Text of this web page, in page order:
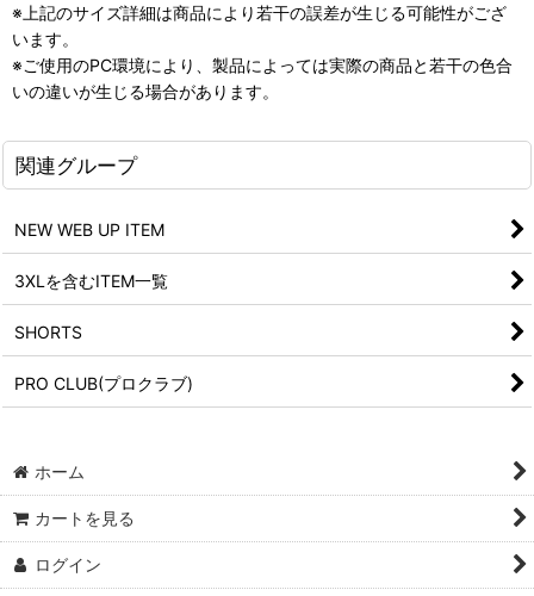
※上記のサイズ詳細は商品により若干の誤差が生じる可能性がござ
います。
※ご使用のPC環境により、製品によっては実際の商品と若干の色合
いの違いが生じる場合があります。
関連グループ
NEW WEB UP ITEM
3XLを含むITEM一覧
SHORTS
PRO CLUB(プロクラブ)
ホーム
カートを見る
ログイン